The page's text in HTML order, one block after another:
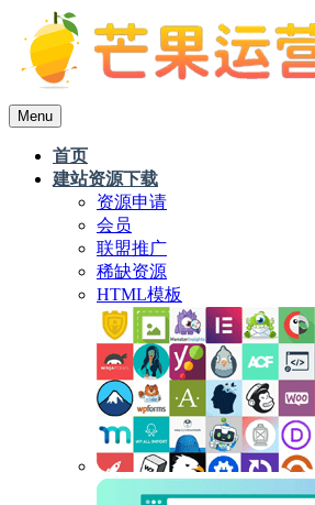
Menu
首页
建站资源下载
资源申请
会员
联盟推广
稀缺资源
HTML模板